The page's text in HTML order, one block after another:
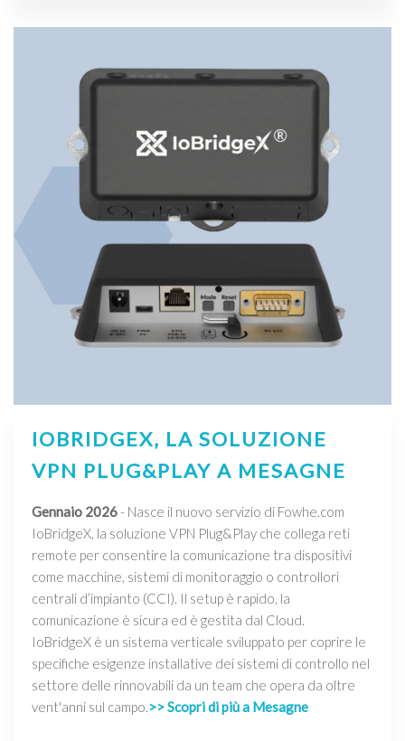
IOBRIDGEX, LA SOLUZIONE
VPN PLUG&PLAY A MESAGNE
Gennaio 2026- Nasce il nuovo servizio di Fowhe.com
IoBridgeX, la soluzione VPN Plug&Play che collega reti
remote per consentire la comunicazione tra dispositivi
come macchine, sistemi di monitoraggio o controllori
centrali d’impianto (CCI). Il setup è rapido, la
comunicazione è sicura ed è gestita dal Cloud.
IoBridgeX è un sistema verticale sviluppato per coprire le
specifiche esigenze installative dei sistemi di controllo nel
settore delle rinnovabili da un team che opera da oltre
vent'anni sul campo.>> Scopri di più a Mesagne